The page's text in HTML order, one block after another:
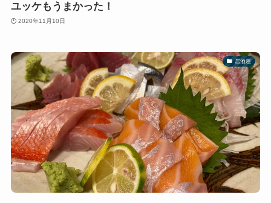
ユッケもうまかった！
2020年11月10日
居酒屋